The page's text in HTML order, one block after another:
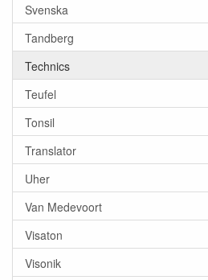
Svenska
Tandberg
Technics
Teufel
Tonsil
Translator
Uher
Van Medevoort
Visaton
Visonik